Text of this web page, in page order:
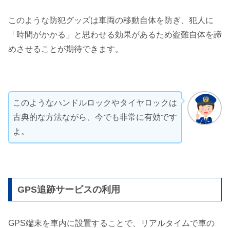
このような防犯グッズは車両の移動自体を防ぎ、犯人に
「時間がかかる」と思わせる効果があるため盗難自体を諦
めさせることが期待できます。
このようなハンドルロックやタイヤロックは
古典的な方法ながら、今でも非常に有効です
よ。
GPS追跡サービスの利用
GPS端末を車内に設置することで、リアルタイムで車の